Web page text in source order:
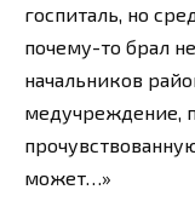
госпиталь, но
почему-то брал
начальников
медучреждение,
может…»